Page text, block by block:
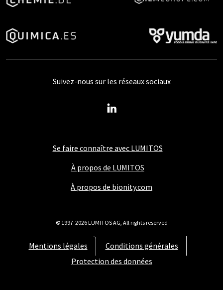
Se faire connaître avec LUMITOS
À propos de LUMITOS
À propos de bionity.com
Mentions légales
Conditions générales
Protection des données
Suivez-nous sur les réseaux sociaux
© 1997-2026 LUMITOS AG, All rights reserved